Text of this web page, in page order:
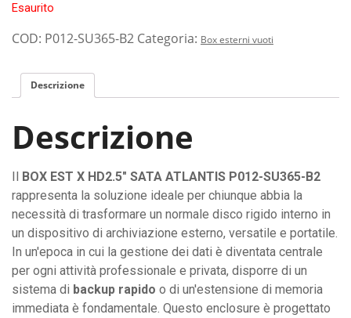
Esaurito
COD: P012-SU365-B2 Categoria: Box esterni vuoti
Descrizione
Descrizione
Il BOX EST X HD2.5" SATA ATLANTIS P012-SU365-B2
rappresenta la soluzione ideale per chiunque abbia la
necessità di trasformare un normale disco rigido interno in
un dispositivo di archiviazione esterno, versatile e portatile.
In un'epoca in cui la gestione dei dati è diventata centrale
per ogni attività professionale e privata, disporre di un
sistema di backup rapido o di un'estensione di memoria
immediata è fondamentale. Questo enclosure è progettato